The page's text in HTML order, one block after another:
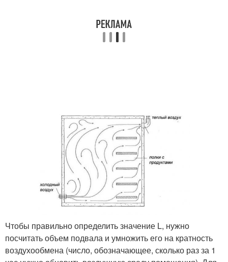
Чтобы правильно определить значение L, нужно
посчитать объем подвала и умножить его на кратность
воздухообмена (число, обозначающее, сколько раз за 1